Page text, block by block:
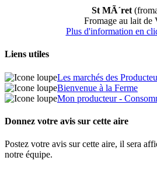
St MÃ´ret
Fromage au lait de
Plus d'information en
Liens utiles
Les marchés des
Bienvenue à la Ferme
Mon producteur -
Donnez votre avis sur cette aire
Postez votre avis sur cette aire, il sera
notre équipe.